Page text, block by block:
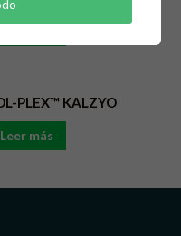
PLEX™ KALZYO
Leer más